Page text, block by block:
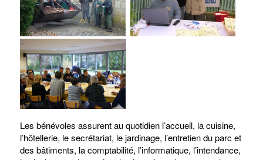
Les bénévoles assurent au quotidien l’accueil, la cuisine,
l’hôtellerie, le secrétariat, le jardinage, l’entretien du parc et
des bâtiments, la comptabilité, l’informatique, l’intendance,